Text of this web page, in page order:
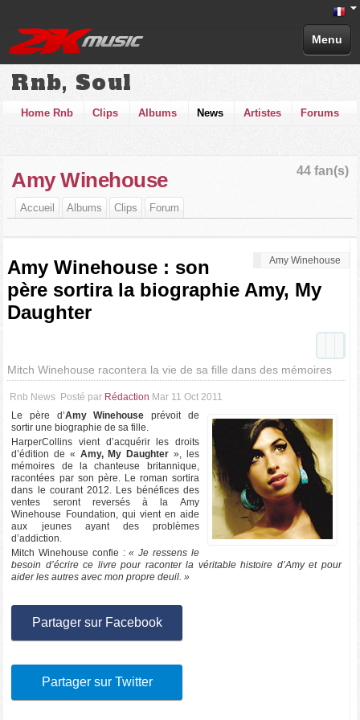
Menu
Rnb, Soul
Home Rnb Clips Albums News Artistes Forums
44 fan(s)
Amy Winehouse
Accueil Albums Clips Forum
Amy Winehouse
Amy Winehouse : son
père sortira la biographie Amy, My
Daughter
Mitch Winehouse racontera la vie de sa fille dans des mémoires
Rnb News Posté par Rédaction Mar 11 Oct 2011
Le père d’Amy Winehouse prévoit de
sortir une biographie de sa fille.
HarperCollins vient d’acquérir les droits
d’édition de « Amy, My Daughter », les
mémoires de la chanteuse britannique,
racontées par son père. Le roman sortira
dans le courant 2012. Les bénéfices des
ventes seront reversés à la Amy
Winehouse Foundation, qui vient en aide
aux jeunes ayant des problèmes
d’addiction.
Mitch Winehouse confie :« Je ressens le
besoin d’écrire ce livre pour raconter la véritable histoire d’Amy et pour
aider les autres avec mon propre deuil. »
Partager sur Facebook
Partager sur Twitter